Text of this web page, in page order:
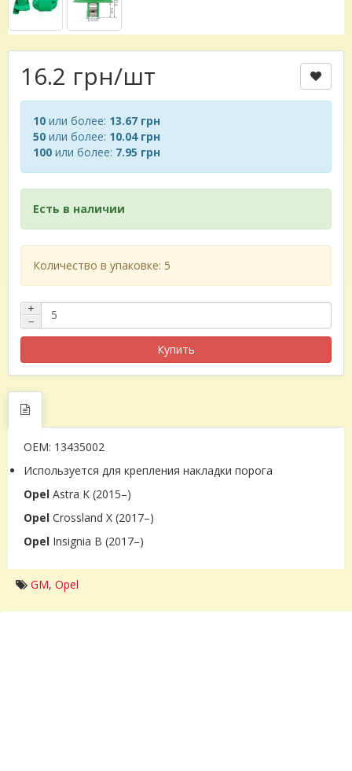
16.2 грн/шт
10 или более: 13.67 грн
50 или более: 10.04 грн
100 или более: 7.95 грн
Есть в наличии
Количество в упаковке: 5
+
−
Купить
OEM: 13435002
Используется для крепления накладки порога
Opel Astra K (2015–)
Opel Crossland X (2017–)
Opel Insignia B (2017–)
GM, Opel